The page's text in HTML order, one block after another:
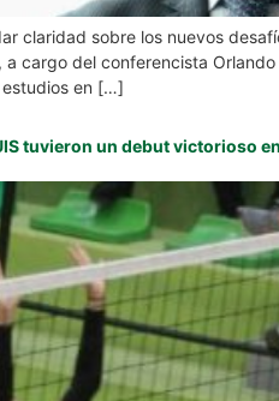
claridad sobre los nuevos
a cargo del conferencista
en […]
tuvieron un debut victorioso